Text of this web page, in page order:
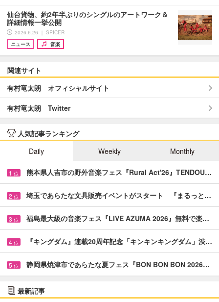
仙台貨物、約2年半ぶりのシングルのアートワーク＆
詳細情報一挙公開
2026.6.26 ｜ SPICER
ニュース
音楽
関連サイト
有村竜太朗 オフィシャルサイト
有村竜太朗 Twitter
人気記事ランキング
Daily
Weekly Monthly
1 位 熊本県人吉市の野外音楽フェス『Rural Act'26』TENDOU…
2 位 埼玉であらたな文具販売イベントがスタート 『まるっと…
3 位 福島最大級の音楽フェス『LIVE AZUMA 2026』無料で楽…
4 位 『キングダム』連載20周年記念「キンキンキングダム」渋…
5 位 静岡県焼津市であらたな夏フェス『BON BON BON 2026…
最新記事